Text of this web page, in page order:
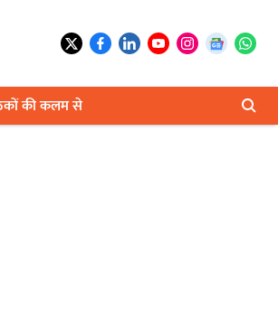
की कलम से